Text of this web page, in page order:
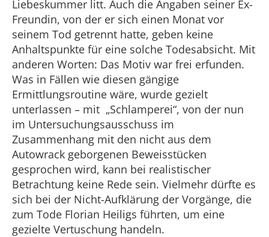
Liebeskummer litt. Auch die Angaben seiner Ex-
Freundin, von der er sich einen Monat vor
seinem Tod getrennt hatte, geben keine
Anhaltspunkte für eine solche Todesabsicht. Mit
anderen Worten: Das Motiv war frei erfunden.
Was in Fällen wie diesen gängige
Ermittlungsroutine wäre, wurde gezielt
unterlassen – mit „Schlamperei“, von der nun
im Untersuchungsausschuss im
Zusammenhang mit den nicht aus dem
Autowrack geborgenen Beweisstücken
gesprochen wird, kann bei realistischer
Betrachtung keine Rede sein. Vielmehr dürfte es
sich bei der Nicht-Aufklärung der Vorgänge, die
zum Tode Florian Heiligs führten, um eine
gezielte Vertuschung handeln.